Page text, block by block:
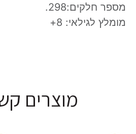
מספר חלקים:298.
מומלץ לגילאי: 8+
מוצרים